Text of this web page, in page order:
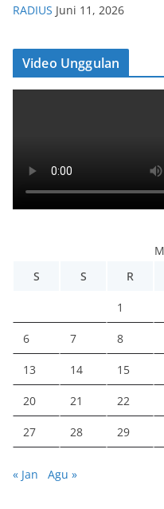
RADIUS Juni 11, 2026
Video Unggulan
S
S R
1
6 7 8
13 14 15
20 21 22
27 28 29
« Jan Agu »